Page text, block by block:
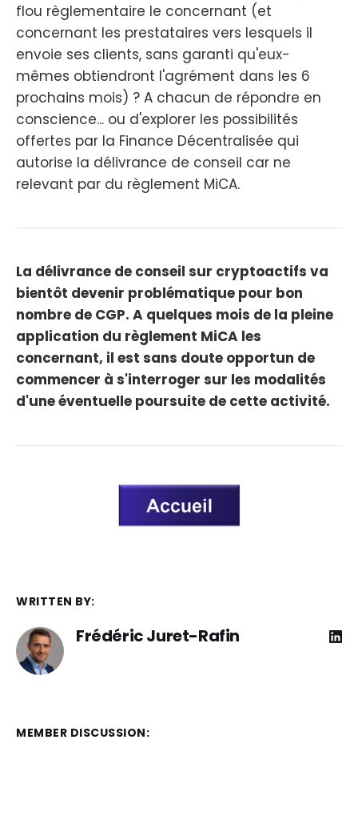
flou règlementaire le concernant (et
concernant les prestataires vers lesquels il
envoie ses clients, sans garanti qu'eux-
mêmes obtiendront l'agrément dans les 6
prochains mois) ? A chacun de répondre en
conscience... ou d'explorer les possibilités
offertes par la Finance Décentralisée qui
autorise la délivrance de conseil car ne
relevant par du règlement MiCA.
La délivrance de conseil sur cryptoactifs va
bientôt devenir problématique pour bon
nombre de CGP. A quelques mois de la pleine
application du règlement MiCA les
concernant, il est sans doute opportun de
commencer à s'interroger sur les modalités
d'une éventuelle poursuite de cette activité.
WRITTEN BY:
Frédéric Juret-Rafin
MEMBER DISCUSSION: